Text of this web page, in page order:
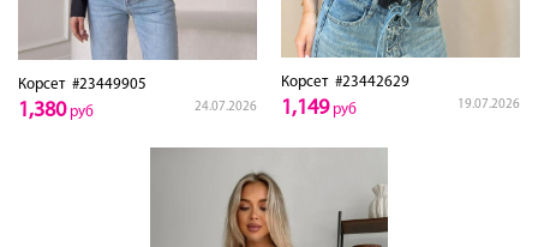
Корсет#23449905
24.07.2026
1,380руб
Корсет#23442629
19.07.2026
1,149руб